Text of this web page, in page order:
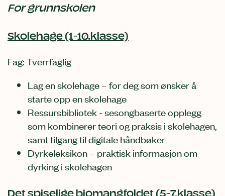
For grunnskolen
Skolehage (1-10.klasse)
Fag: Tverrfaglig
Lag en skolehage – for deg som ønsker å
starte opp en skolehage
Ressursbibliotek - sesongbaserte opplegg
som kombinerer teori og praksis i skolehagen,
samt tilgang til digitale håndbøker
Dyrkeleksikon – praktisk informasjon om
dyrking i skolehagen